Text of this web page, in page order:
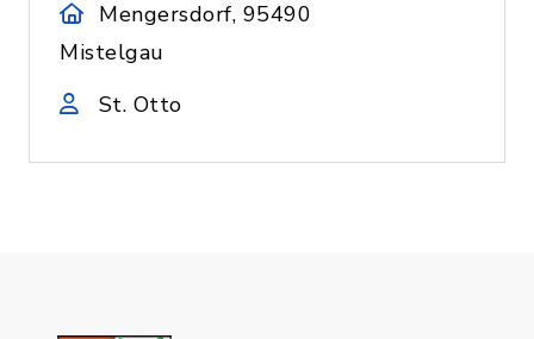
Mengersdorf, 95490
Mistelgau
St. Otto